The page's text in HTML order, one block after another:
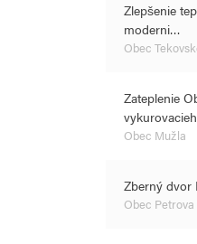
Zlepšenie
moderni…
Obec
Zateplenie
Obec Mužla
Zberný dvor
Obec Petrova